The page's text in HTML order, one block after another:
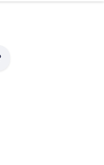
mit